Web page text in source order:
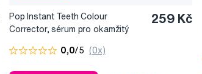
Pop Instant Teeth Colour
Corrector, sérum pro okamžitý
259 Kč
0,0/5 (0x)